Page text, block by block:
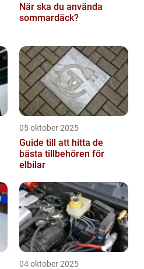
När ska du använda
sommardäck?
05 oktober 2025
Guide till att hitta de
bästa tillbehören för
elbilar
04 oktober 2025